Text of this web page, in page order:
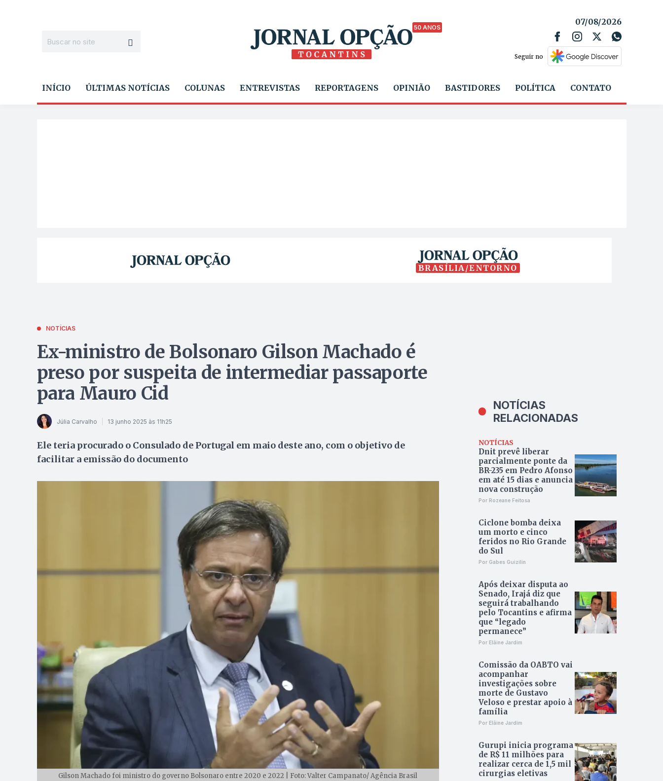
50 ANOS
07/08/2026
Seguir no
INÍCIO ÚLTIMAS NOTÍCIAS COLUNAS ENTREVISTAS REPORTAGENS OPINIÃO BASTIDORES POLÍTICA CONTATO
BRASÍLIA/ENTORNO
NOTÍCIAS
Ex-ministro de Bolsonaro Gilson Machado é
preso por suspeita de intermediar passaporte
para Mauro Cid
Júlia Carvalho 13 junho 2025 às 11h25
Ele teria procurado o Consulado de Portugal em maio deste ano, com o objetivo de
facilitar a emissão do documento
Gilson Machado foi ministro do governo Bolsonaro entre 2020 e 2022 | Foto: Valter Campanato/ Agência Brasil
NOTÍCIAS
RELACIONADAS
NOTÍCIAS
Dnit prevê liberar
parcialmente ponte da
BR-235 em Pedro Afonso
em até 15 dias e anuncia
nova construção
Por Rozeane Feitosa
Ciclone bomba deixa
um morto e cinco
feridos no Rio Grande
do Sul
Por Gabes Guizilin
Após deixar disputa ao
Senado, Irajá diz que
seguirá trabalhando
pelo Tocantins e afirma
que “legado
permanece”
Por Elâine Jardim
Comissão da OABTO vai
acompanhar
investigações sobre
morte de Gustavo
Veloso e prestar apoio à
família
Por Elâine Jardim
Gurupi inicia programa
de R$ 11 milhões para
realizar cerca de 1,5 mil
cirurgias eletivas